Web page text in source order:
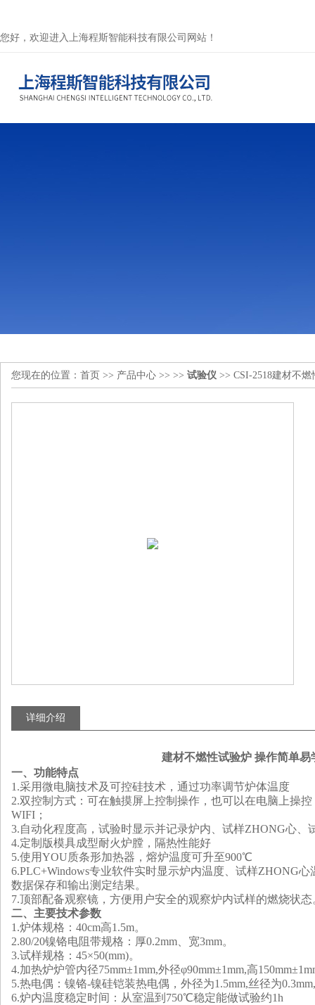
您好，欢迎进入上海程斯智能科技有限公司网站！
您现在的位置： 首页 >> 产品中心 >> >> 试验仪 >> CSI-2518建材不
详细介绍
建材不燃性试验炉 操作简单易
一、功能特点
1.采用微电脑技术及可控硅技术，通过功率调节炉体温度
2.双控制方式：可在触摸屏上控制操作，也可以在电脑上操
WIFI ；
3.自动化程度高，试验时显示并记录炉内、试样ZHONG心、
4.定制版模具成型耐火炉膛，隔热性能好
5.使用YOU质条形加热器，熔炉温度可升至900℃
6.PLC+Windows专业软件实时显示炉内温度、试样ZHONG心
数据保存和输出测定结果。
7.顶部配备观察镜，方便用户安全的观察炉内试样的燃烧状态
二、主要技术参数
1.炉体规格：40cm高1.5m。
2.80/20镍铬电阻带规格：厚0.2mm、宽3mm。
3.试样规格：45×50(mm)。
4.加热炉炉管内径75mm±1mm,外径φ90mm±1mm,高
5.热电偶：镍铬-镍硅铠装热电偶，外径为1.5mm,丝径为
6.炉内温度稳定时间：从室温到750℃稳定能做试验约1h